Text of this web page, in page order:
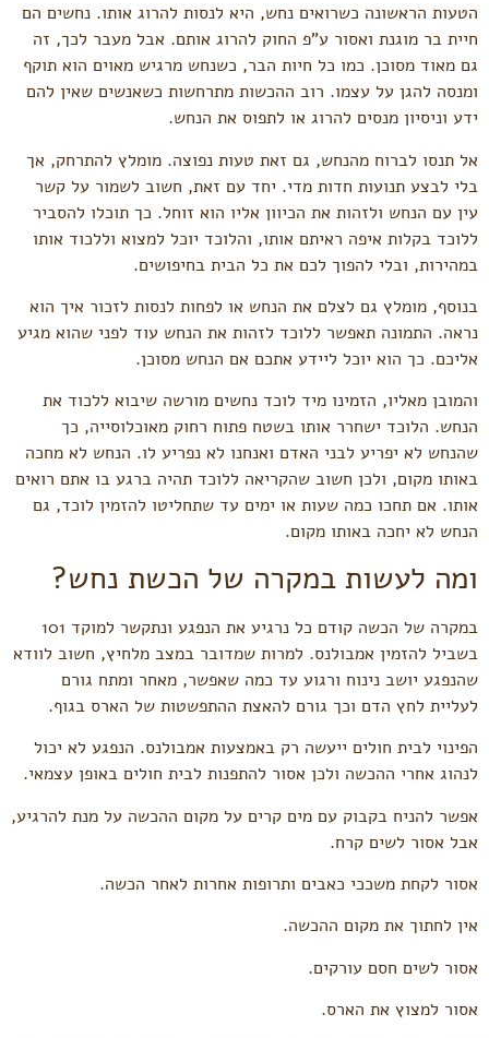
הטעות הראשונה כשרואים נחש, היא לנסות להרוג אותו. נחשים הם
חיית בר מוגנת ואסור ע”פ החוק להרוג אותם. אבל מעבר לכך, זה
גם מאוד מסוכן. כמו כל חיות הבר, כשנחש מרגיש מאוים הוא תוקף
ומנסה להגן על עצמו. רוב ההכשות מתרחשות כשאנשים שאין להם
ידע וניסיון מנסים להרוג או לתפוס את הנחש.
אל תנסו לברוח מהנחש, גם זאת טעות נפוצה. מומלץ להתרחק, אך
בלי לבצע תנועות חדות מדי. יחד עם זאת, חשוב לשמור על קשר
עין עם הנחש ולזהות את הכיוון אליו הוא זוחל. כך תוכלו להסביר
ללוכד בקלות איפה ראיתם אותו, והלוכד יוכל למצוא וללכוד אותו
במהירות, ובלי להפוך לכם את כל הבית בחיפושים.
בנוסף, מומלץ גם לצלם את הנחש או לפחות לנסות לזכור איך הוא
נראה. התמונה תאפשר ללוכד לזהות את הנחש עוד לפני שהוא מגיע
אליכם. כך הוא יוכל ליידע אתכם אם הנחש מסוכן.
והמובן מאליו, הזמינו מיד לוכד נחשים מורשה שיבוא ללכוד את
הנחש. הלוכד ישחרר אותו בשטח פתוח רחוק מאוכלוסייה, כך
שהנחש לא יפריע לבני האדם ואנחנו לא נפריע לו. הנחש לא מחכה
באותו מקום, ולכן חשוב שהקריאה ללוכד תהיה ברגע בו אתם רואים
אותו. אם תחכו כמה שעות או ימים עד שתחליטו להזמין לוכד, גם
הנחש לא יחכה באותו מקום.
ומה לעשות במקרה של הכשת נחש?
במקרה של הכשה קודם כל נרגיע את הנפגע ונתקשר למוקד 101
בשביל להזמין אמבולנס. למרות שמדובר במצב מלחיץ, חשוב לוודא
שהנפגע יושב נינוח ורגוע עד כמה שאפשר, מאחר ומתח גורם
לעליית לחץ הדם וכך גורם להאצת ההתפשטות של הארס בגוף.
הפינוי לבית חולים ייעשה רק באמצעות אמבולנס. הנפגע לא יכול
לנהוג אחרי ההכשה ולכן אסור להתפנות לבית חולים באופן עצמאי.
אפשר להניח בקבוק עם מים קרים על מקום ההכשה על מנת להרגיע,
אבל אסור לשים קרח.
אסור לקחת משככי כאבים ותרופות אחרות לאחר הכשה.
אין לחתוך את מקום ההכשה.
אסור לשים חסם עורקים.
אסור למצוץ את הארס.